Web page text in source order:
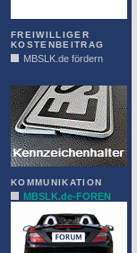
FREIWILLIGER
KOSTENBEITRAG
MBSLK.de fördern
KOMMUNIKATION
MBSLK.de-FOREN